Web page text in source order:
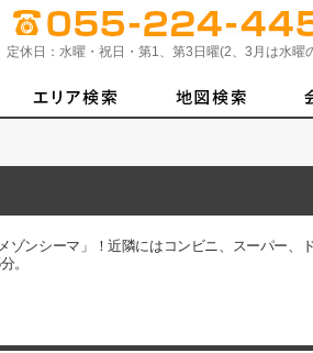
定休日： 水曜・祝日・第1、第3日曜(2、3月は水曜
ゾンシーマ」！近隣にはコンビニ、スーパー、
。